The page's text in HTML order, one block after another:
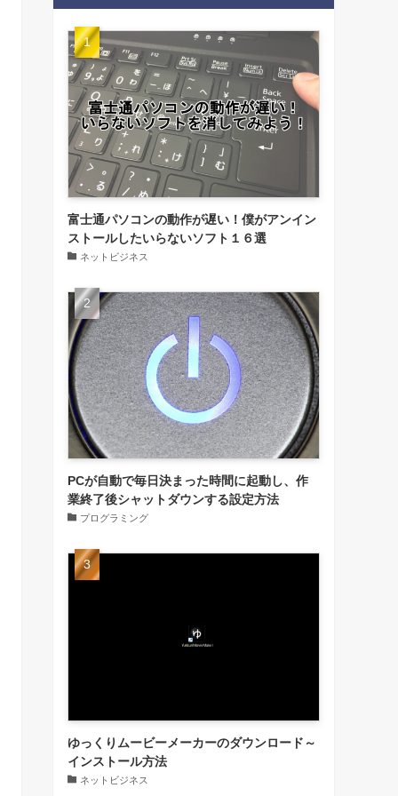
富士通パソコンの動作が遅い！僕がアンイン
ストールしたいらないソフト１６選
ネットビジネス
PCが自動で毎日決まった時間に起動し、作
業終了後シャットダウンする設定方法
プログラミング
ゆっくりムービーメーカーのダウンロード～
インストール方法
ネットビジネス